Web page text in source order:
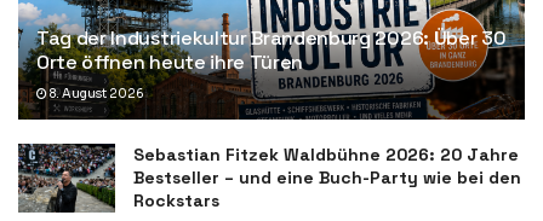
Tag der Industriekultur Brandenburg 2026: Über 30
Orte öffnen heute ihre Türen
8. August 2026
Sebastian Fitzek Waldbühne 2026: 20 Jahre
Bestseller – und eine Buch-Party wie bei den
Rockstars